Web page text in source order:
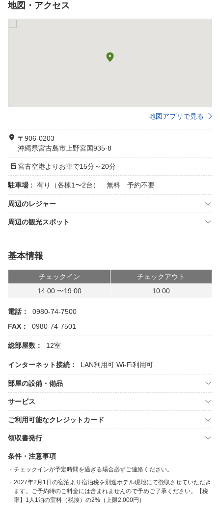
地図・アクセス
地図アプリで見る
〒906-0203
沖縄県宮古島市上野宮国935-8
宮古空港よりお車で15分～20分
駐車場 : 有り（各棟1〜2台） 無料 予約不要
周辺のレジャー
周辺の観光スポット
基本情報
チェックイン
チェックアウト
14:00 〜19:00
10:00
電話：
0980-74-7500
FAX：
0980-74-7501
総部屋数： 12室
インターネット接続： LAN利用可 Wi-Fi利用可
部屋の設備・備品
サービス
ご利用可能なクレジットカード
領収書発行
条件・注意事項
チェックインが予定時間を過ぎる場合必ずご連絡ください。
2027年2月1日の宿泊より宿泊税を別途ホテル現地にて徴収させていただき
ます。ご予約時のご料金には含まれませんので予めご了承ください。【税
率】1人1泊の室料（税抜）の2%（上限2,000円）